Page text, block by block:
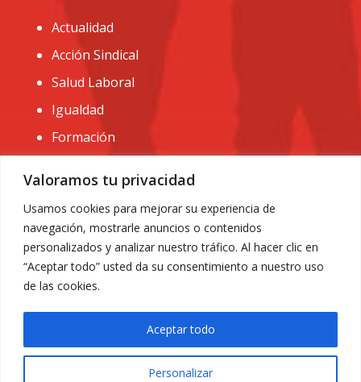
Valoramos tu privacidad
Usamos cookies para mejorar su experiencia de
navegación, mostrarle anuncios o contenidos
personalizados y analizar nuestro tráfico. Al hacer clic en
“Aceptar todo” usted da su consentimiento a nuestro uso
de las cookies.
Personalizar
Aceptar todo
Actualidad
Acción Sindical
Salud Laboral
Igualdad
Formación
CONTACTO:
administracion@usomurcia.org
968 25 01 20
C/ Huerto de las bombas nº6. 30009 Murcia
Privacidad|